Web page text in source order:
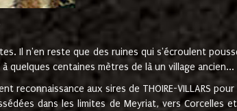
Il n'en reste que des ruines qui s'écroulent
centaines mètres de là un village ancien...
reconnaissance aux sires de THOIRE-VILLARS
dans les limites de Meyriat, vers Corcelles